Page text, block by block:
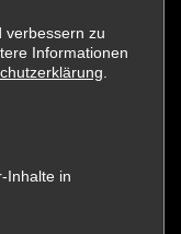
verbessern zu
Informationen
Inhalte in